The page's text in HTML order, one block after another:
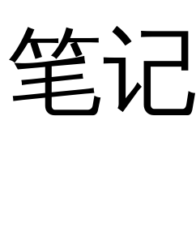
笔记